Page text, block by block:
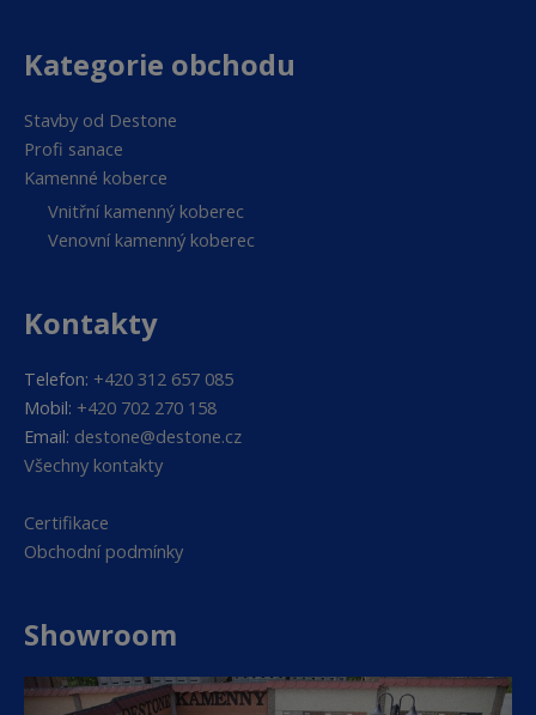
Kategorie obchodu
Stavby od Destone
Profi sanace
Kamenné koberce
Vnitřní kamenný koberec
Venovní kamenný koberec
Kontakty
Telefon: +420 312 657 085
Mobil: +420 702 270 158
Email: destone@destone.cz
Všechny kontakty
Certifikace
Obchodní podmínky
Showroom